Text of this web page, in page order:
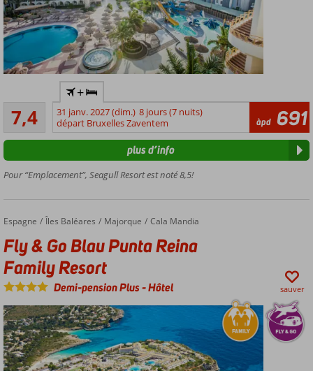
de
Sakkala
Pour les
les
Directement
sur la plage
Plusieurs
piscines
avec
toboggans
Late
Check-
Out*
7,4Suffisante/bon
234
commentaires
+
31 janv. 2027 (dim.) 8 jours (7 nuits)
départ Bruxelles Zaventem
àpd 691
Pour “Emplacement”, Seagull Resort est noté 8,5!
plus d’info
Accueil
Espagne Îles Baléares Majorque Cala Mandia
Fly & Go Blau Punta Reina Family Resort
Fly & Go Blau Punta Reina
Family Resort
Demi-pension Plus-Hôtel sauver